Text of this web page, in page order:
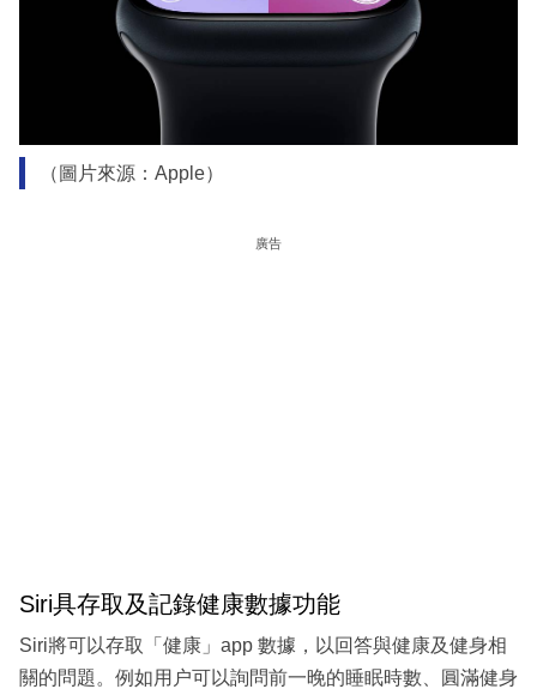
（圖片來源：Apple）
廣告
Siri具存取及記錄健康數據功能
Siri將可以存取「健康」app 數據，以回答與健康及健身相
關的問題。例如用户可以詢問前一晚的睡眠時數、圓滿健身